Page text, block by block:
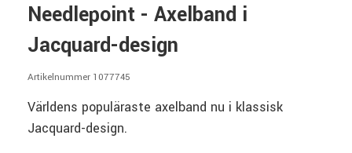
Needlepoint - Axelband i
Jacquard-design
Artikelnummer 1077745
Världens populäraste axelband nu i klassisk
Jacquard-design.